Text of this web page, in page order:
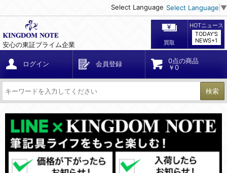
Select Language Select Language ▼
安心の東証プライム企業 買取
HOTニュース
TODAY'S
NEWS+1
ログイン 会員登録
0点の商品
￥0
検索